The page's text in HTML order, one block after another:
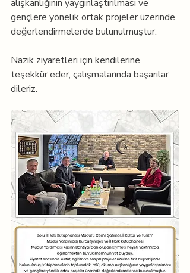
alışkanlığının yaygınlaştırılması ve
gençlere yönelik ortak projeler üzerinde
değerlendirmelerde bulunulmuştur.
Nazik ziyaretleri için kendilerine
teşekkür eder, çalışmalarında başarılar
dileriz.